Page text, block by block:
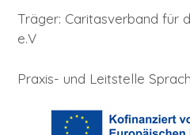
Träger: Caritasverband für
e.V
Praxis- und Leitstelle